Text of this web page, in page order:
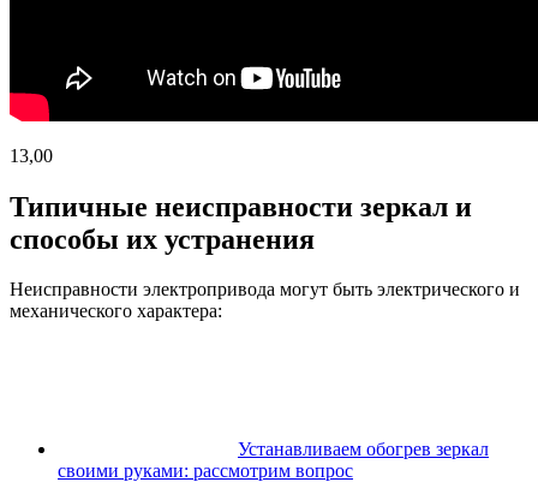
13,00
Типичные неисправности зеркал и
способы их устранения
Неисправности электропривода могут быть электрического и
механического характера:
Устанавливаем обогрев зеркал
своими руками: рассмотрим вопрос